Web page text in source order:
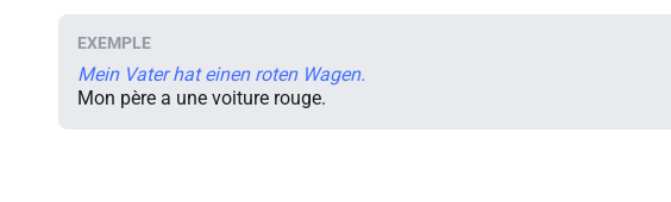
Mein Vater hat einen roten Wagen.
Mon père a une voiture rouge.